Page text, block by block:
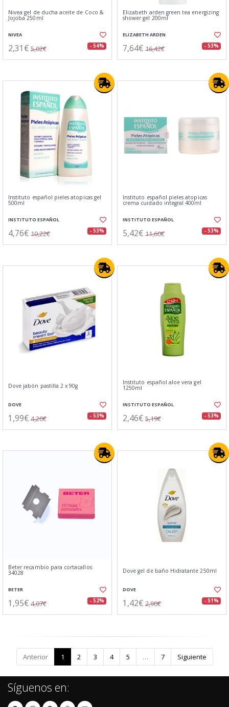
Nivea gel de ducha aceite de Coco &
Jojoba 250ml
NIVEA
2,31€ 5,02€ - 54%
Elizabeth arden green tea energizing
shower gel 200ml
ELIZABETH ARDEN
7,64€ 16,42€ - 53%
Instituto español pieles atopicas gel
500ml
INSTITUTO ESPAÑOL
4,76€ 10,22€ - 53%
Instituto español pieles atopicas
crema cuidado integral 400ml
INSTITUTO ESPAÑOL
5,42€ 11,60€ - 53%
Dove jabón pastilla 2 x 90g
DOVE
1,99€ 4,20€ - 53%
Instituto español aloe vera gel
1250ml
INSTITUTO ESPAÑOL
2,46€ 5,19€ - 53%
Beter recambio para cortacallos
34028
BETER
1,95€ 4,07€ - 52%
Dove gel de baño Hidratante 250ml
DOVE
1,42€ 2,90€ - 51%
Anterior 1 2 3 4 5 … 7 Siguiente
Síguenos en: